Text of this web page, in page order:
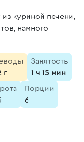
куриной печени,
намного
г
Занятость
1 ч 15 мин
Порции
6